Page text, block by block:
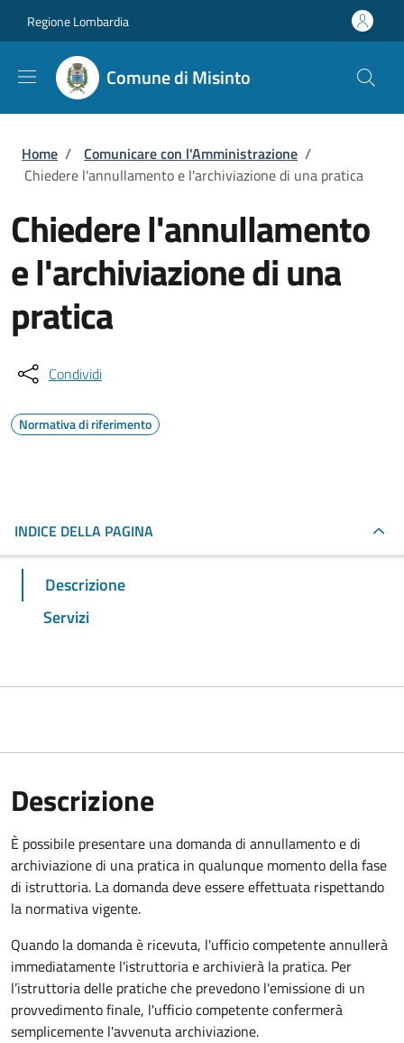
Regione Lombardia
Comune di Misinto
Briciole di pane
Home / Comunicare con l'Amministrazione /
Chiedere l'annullamento e l'archiviazione di una pratica
Chiedere l'annullamento
e l'archiviazione di una
pratica
Condividi
Normativa di riferimento
INDICE DELLA PAGINA
Descrizione
Servizi
Descrizione
È possibile presentare una domanda di annullamento e di
archiviazione di una pratica in qualunque momento della fase
di istruttoria. La domanda deve essere effettuata rispettando
la normativa vigente.
Quando la domanda è ricevuta, l'ufficio competente annullerà
immediatamente l'istruttoria e archivierà la pratica. Per
l’istruttoria delle pratiche che prevedono l'emissione di un
provvedimento finale, l'ufficio competente confermerà
semplicemente l'avvenuta archiviazione.